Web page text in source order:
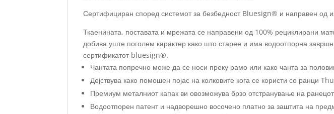
Сертифициран според системот за безбедност Bluesign® и направен од
Ткаенината, поставата и мрежата се направени од 100% рециклирани
добива уште поголем карактер како што старее и има водоотпорна
сертификатот bluesign®.
Чантата попречно може да се носи преку рамо или како чанта за
Дејствува како помошен појас на колковите кога се користи со ранци
Премиум металниот капак ви овозможува брзо отстранување на ранецот
Водоотпорен патент и надворешно восочено платно за заштита на